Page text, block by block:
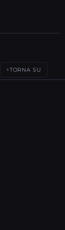
↑TORNA SU